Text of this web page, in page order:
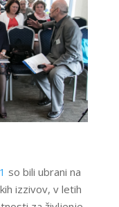
so bili ubrani na
izzivov, v letih